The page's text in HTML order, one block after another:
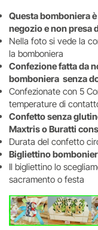
Questa bomboniera
negozio e non presa
Nella foto si vede la
la bomboniera
Confezione fatta da
bomboniera senza
Confezionate con 5
temperature di
Confetto senza
Maxtris o Buratti
Durata del confetto
Bigliettino
Il bigliettino lo
sacramento o festa